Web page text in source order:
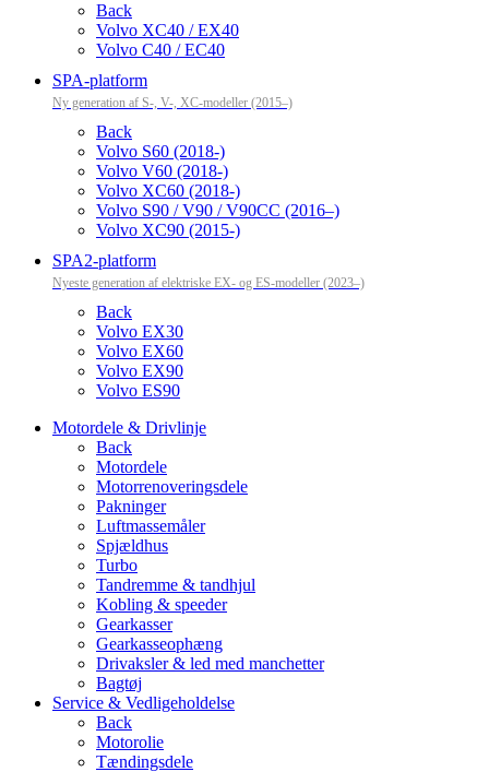
Back
Volvo XC40 / EX40
Volvo C40 / EC40
SPA-platform
Ny generation af S-, V-, XC-modeller (2015–)
Back
Volvo S60 (2018-)
Volvo V60 (2018-)
Volvo XC60 (2018-)
Volvo S90 / V90 / V90CC (2016–)
Volvo XC90 (2015-)
SPA2-platform
Nyeste generation af elektriske EX- og ES-modeller (2023–)
Back
Volvo EX30
Volvo EX60
Volvo EX90
Volvo ES90
Motordele & Drivlinje
Back
Motordele
Motorrenoveringsdele
Pakninger
Luftmassemåler
Spjældhus
Turbo
Tandremme & tandhjul
Kobling & speeder
Gearkasser
Gearkasseophæng
Drivaksler & led med manchetter
Bagtøj
Service & Vedligeholdelse
Back
Motorolie
Tændingsdele